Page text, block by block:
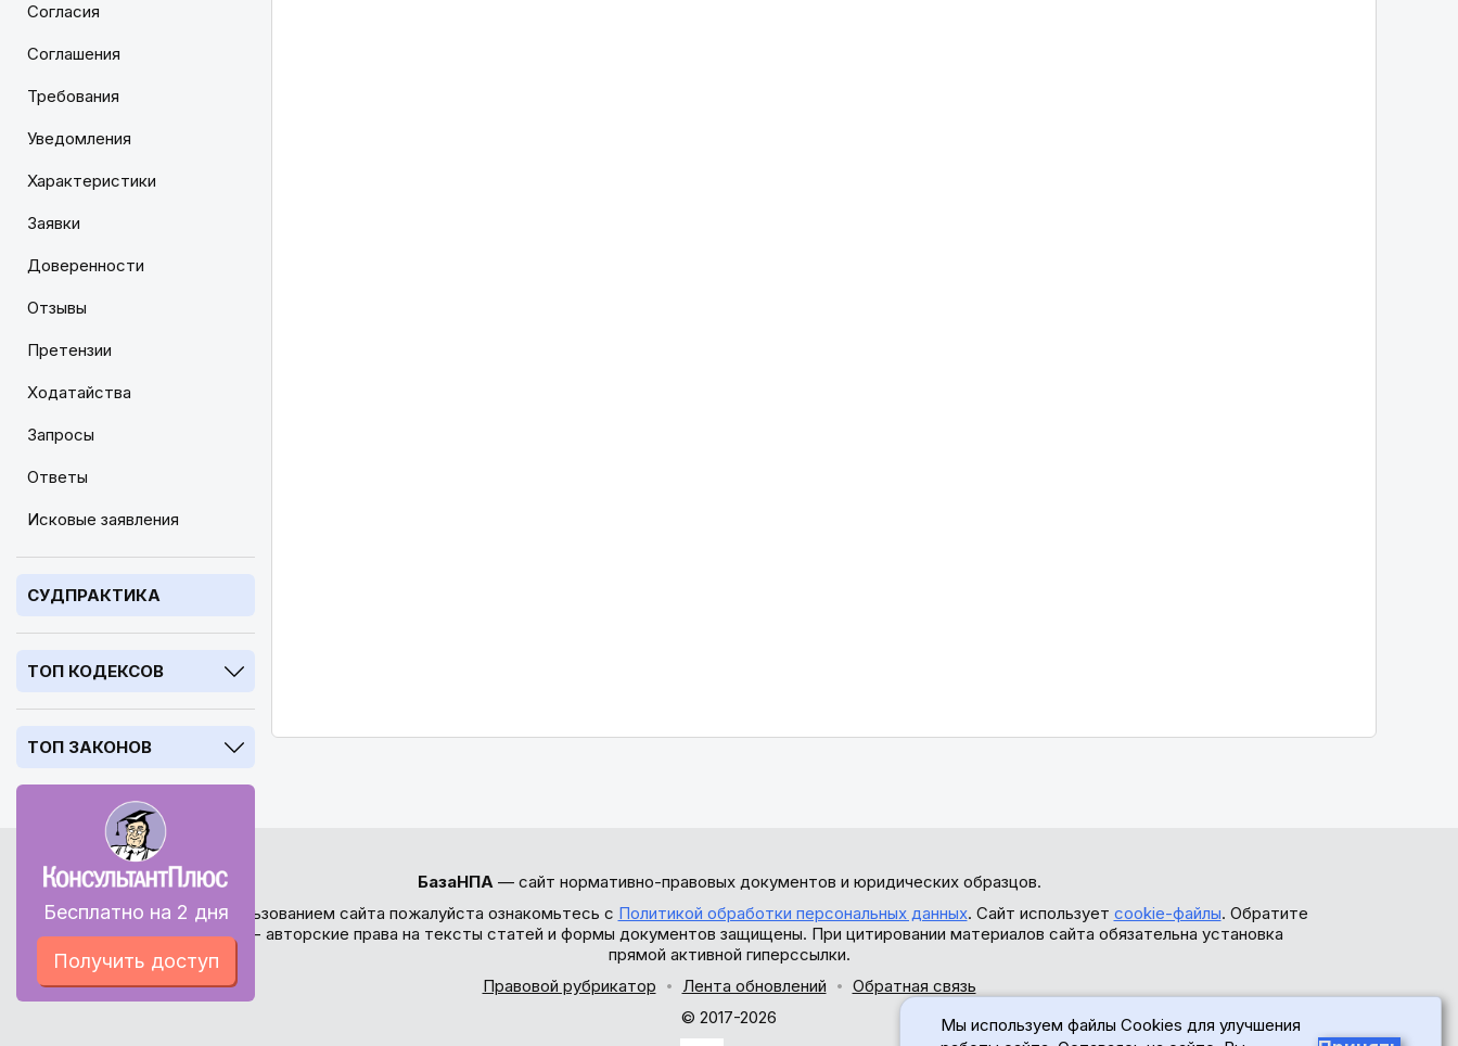
Согласия
Соглашения
Требования
Уведомления
Характеристики
Заявки
Доверенности
Отзывы
Претензии
Ходатайства
Запросы
Ответы
Исковые заявления
СУДПРАКТИКА
ТОП КОДЕКСОВ
ТОП ЗАКОНОВ
Бесплатно на 2 дня
Получить доступ
БазаНПА— сайт нормативно-правовых документов и юридических образцов.
Перед использованием сайта пожалуйста ознакомьтесь с Политикой обработки персональных данных. Сайт использует cookie-файлы. Обратите
внимание - авторские права на тексты статей и формы документов защищены. При цитировании материалов сайта обязательна установка
прямой активной гиперссылки.
Правовой рубрикатор
Лента обновлений
Обратная связь
© 2017-2026
Мы используем файлы Cookies для улучшения